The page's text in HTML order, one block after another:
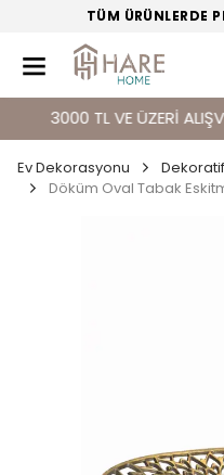
TÜM ÜRÜNLERDE
3000 TL VE ÜZERİ
Ev Dekorasyonu
Döküm Oval Tabak